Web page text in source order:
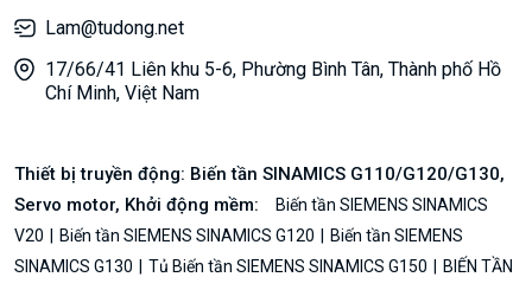
Lam@tudong.net
17/66/41 Liên khu 5-6, Phường Bình Tân, Thành phố Hồ
Chí Minh, Việt Nam
Thiết bị truyền động: Biến tần SINAMICS G110/G120/G130,
Servo motor, Khởi động mềm:
Biến tần SIEMENS SINAMICS
V20
Biến tần SIEMENS SINAMICS G120
Biến tần SIEMENS
SINAMICS G130
Tủ Biến tần SIEMENS SINAMICS G150 BIẾN TẦN